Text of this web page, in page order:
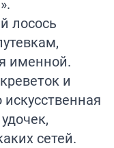
лосось
именной.
и
сетей.